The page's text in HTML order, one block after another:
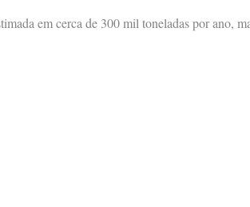
em cerca de 300 mil toneladas por ano,